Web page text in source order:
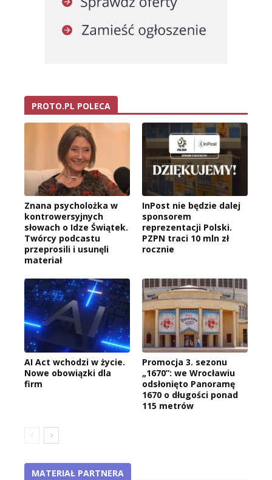
PROTO.PL POLECA
Znana psycholożka w
kontrowersyjnych
słowach o Idze Świątek.
Twórcy podcastu
przeprosili i usunęli
materiał
InPost nie będzie dalej
sponsorem
reprezentacji Polski.
PZPN traci 10 mln zł
rocznie
AI Act wchodzi w życie.
Nowe obowiązki dla
firm
Promocja 3. sezonu
„1670”: we Wrocławiu
odsłonięto Panoramę
1670 o długości ponad
115 metrów
MATERIAŁ PARTNERA